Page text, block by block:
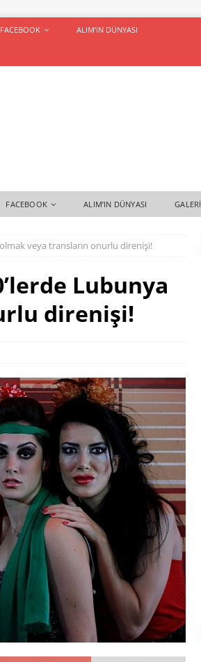
FACEBOOK ALIM’IN DÜNYASI
FACEBOOK ALIM’IN DÜNYASI GALERI
olmak veya transların onurlu direnişi!
Lubunya
direnişi!